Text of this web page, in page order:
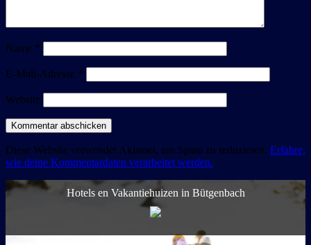
Name *
E-Mail-Adresse *
Website
Diese Website verwendet Akismet, um Spam zu reduzieren. Erfahre,
wie deine Kommentardaten verarbeitet werden.
Hotels en Vakantiehuizen in Bütgenbach